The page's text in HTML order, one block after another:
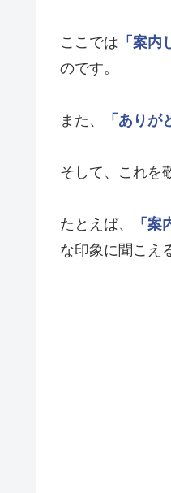
ここでは 「案内
のです。
また、 「ありが
そして、これを
たとえば、 「案
な印象に聞こえ